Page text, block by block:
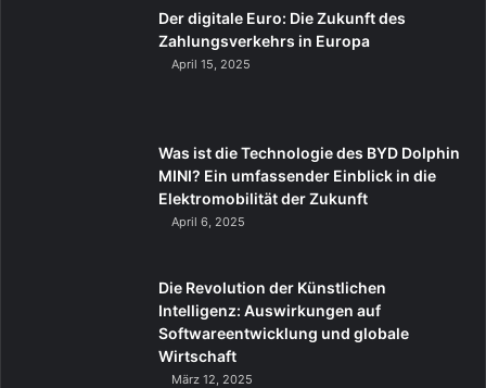
Der digitale Euro: Die Zukunft des
Zahlungsverkehrs in Europa
April 15, 2025
Was ist die Technologie des BYD Dolphin
MINI? Ein umfassender Einblick in die
Elektromobilität der Zukunft
April 6, 2025
Die Revolution der Künstlichen
Intelligenz: Auswirkungen auf
Softwareentwicklung und globale
Wirtschaft
März 12, 2025